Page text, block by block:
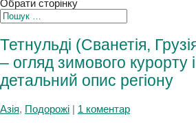
Обрати сторінку
Тетнульді (Сванетія, Грузія)
– огляд зимового курорту і